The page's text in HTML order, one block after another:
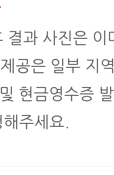
결과 사진은
공은 일부 지
현금영수증
주세요.